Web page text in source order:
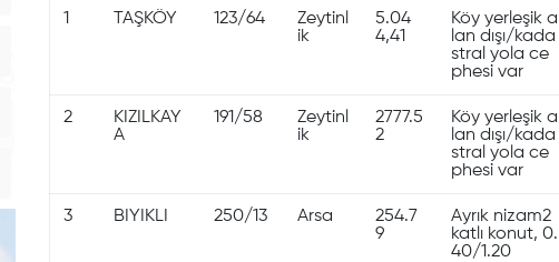
1 TAŞKÖY 123/64
Zeytinl
ik
5.04
4,41
Köy yerleşik a
lan dışı/kada
stral yola ce
phesi var
2
KIZILKAY
A
191/58
Zeytinl
ik
2777.5
2
Köy yerleşik a
lan dışı/kada
stral yola ce
phesi var
3 BIYIKLI 250/13 Arsa
254.7
9
Ayrık nizam2
katlı konut, 0.
40/1.20